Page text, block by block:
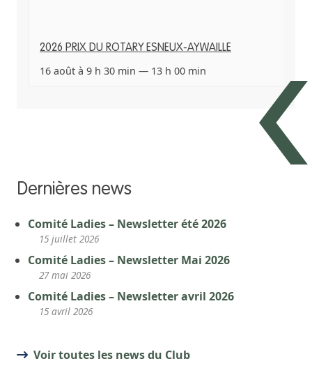
2026 PRIX DU ROTARY ESNEUX-AYWAILLE
16 août à 9 h 30 min — 13 h 00 min
Dernières news
Comité Ladies – Newsletter été 2026
15 juillet 2026
Comité Ladies – Newsletter Mai 2026
27 mai 2026
Comité Ladies – Newsletter avril 2026
15 avril 2026
Voir toutes les news du Club